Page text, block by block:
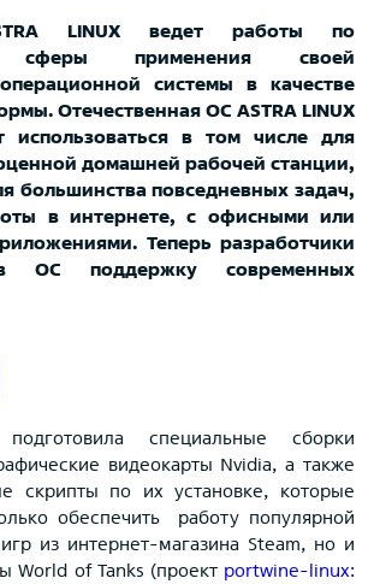
LINUX ведет работы по
сферы применения своей
системы в качестве
Отечественная ОС ASTRA LINUX
использоваться в том числе для
домашней рабочей станции,
большинства повседневных задач,
в интернете, с офисными или
Теперь разработчики
ОС поддержку современных
специальные сборки
видеокарты Nvidia, а также
скрипты по их установке, которые
обеспечить работу популярной
игр из интернет-магазина Steam, но и
World of Tanks (проект portwine-linux: